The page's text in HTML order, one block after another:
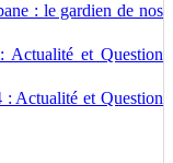
: le gardien de nos
Actualité et Question
Actualité et Question